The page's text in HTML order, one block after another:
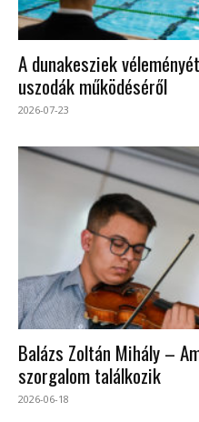
A dunakesziek
uszodák működéséről
2026-07-23
Balázs Zoltán Mihály –
szorgalom találkozik
2026-06-18